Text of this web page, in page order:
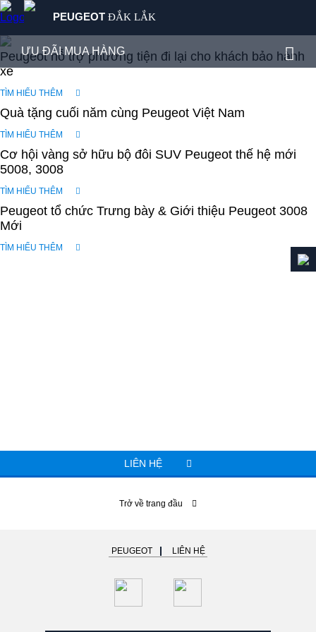
PEUGEOT ĐẮK LẮK
SẢN PHẨM
MUA XE
DỊCH VỤ
GIỚI THIỆU
TIN TỨC
LIÊN HỆ
ƯU ĐÃI MUA HÀNG
BẢNG GIÁ XE
ĐĂNG KÝ LÁI THỬ
Peugeot hỗ trợ phương tiện đi lại cho khách bảo hành
xe
TÌM HIỂU THÊM
Quà tặng cuối năm cùng Peugeot Việt Nam
TÌM HIỂU THÊM
Cơ hội vàng sở hữu bộ đôi SUV Peugeot thế hệ mới
5008, 3008
TÌM HIỂU THÊM
Peugeot tổ chức Trưng bày & Giới thiệu Peugeot 3008
Mới
TÌM HIỂU THÊM
LIÊN HỆ
Trở về trang đầu
PEUGEOT LIÊN HỆ